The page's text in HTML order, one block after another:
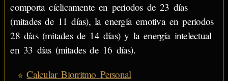
comporta cíclicamente en periodos de 23 días
(mitades de 11 días), la energía emotiva en periodos
28 días (mitades de 14 días) y la energía intelectual
en 33 días (mitades de 16 días).
Calcular Biorritmo Personal